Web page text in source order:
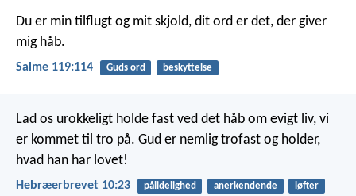
Du er min tilflugt og mit skjold, dit ord er det, der giver
mig håb.
Salme 119:114 Guds ord beskyttelse
Lad os urokkeligt holde fast ved det håb om evigt liv, vi
er kommet til tro på. Gud er nemlig trofast og holder,
hvad han har lovet!
Hebræerbrevet 10:23 pålidelighed anerkendende løfter